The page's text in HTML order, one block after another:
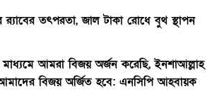
র‌্যাবের তৎপরতা, জাল টাকা রোধে বুথ স্থাপন
মাধ্যমে আমরা বিজয় অর্জন করেছি, ইনশাআল্লাহ
বিজয় অর্জিত হবে: এনসিপি আহবায়ক